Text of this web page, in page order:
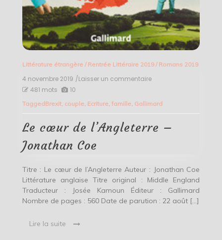
Littérature étrangère/ Rentrée Littéraire 2019/ Romans 2019
4 novembre 2019 /Laisser un commentaireon
de
Jonathan
481 mots 10
TaggedBrexit, couple, Ecriture, famille, Gallimard
Le cœur de l’Angleterre –
Jonathan Coe
Titre : Le cœur de l’Angleterre Auteur : Jonathan Coe
Littérature anglaise Titre original : Middle England
Traducteur : Josée Kamoun Éditeur : Gallimard
Nombre de pages : 560 Date de parution : 22 août […]
Lire la suite